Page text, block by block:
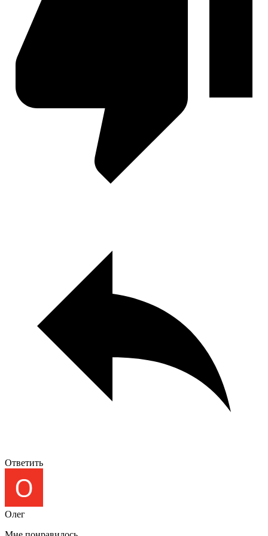
Ответить
Олег